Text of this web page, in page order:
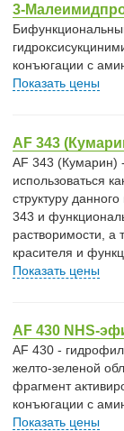
3-
конъюгации с
Показать цены
AF 343
AF 343 (Кумарин)
использоваться
структуру
343 и
растворимости, а
красителя и
Показать цены
AF 430 NHS-
AF 430 -
желто-зеленой
фрагмент
конъюгации с
Показать цены